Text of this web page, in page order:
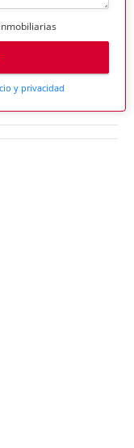
y privacidad